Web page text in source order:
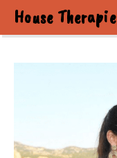
House Therapie